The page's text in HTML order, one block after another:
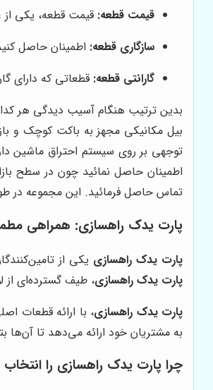
قیمت قطعه: قیمت قطعه، یکی از
سازگاری قطعه: اطمینان حاصل
گارانتی قطعه: قطعاتی که دارای
بدین ترتیب هنگام آسیب دیدگی هر
بیل مکانیکی مجهز به باکت کوچک و
توجهی بر روی سیستم احتراق ماشین
اطمینان حاصل نمائید چون در سطح
تماس حاصل فرمائید. این مجموعه در
پارت یدک راهسازی: همراهی
پارت یدک راهسازی یکی از
پارت یدک راهسازی، طیف گسترده‌ای از
پارت یدک راهسازی، با ارائه قطعات
به مشتریان خود ارائه می‌دهد تا آن‌ها
چرا پارت یدک راهسازی را